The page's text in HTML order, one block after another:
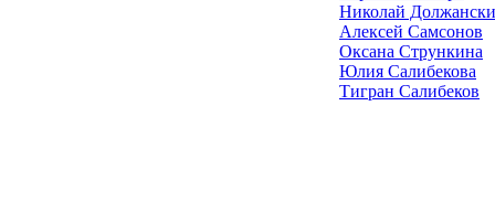
Николай
Алексей Самсонов
Оксана Стрункина
Юлия Салибекова
Тигран Салибеков